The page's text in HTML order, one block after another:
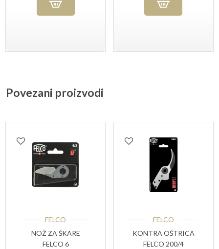
Povezani proizvodi
FELCO
NOŽ ZA ŠKARE
FELCO 6
FELCO
KONTRA OŠTRICA
FELCO 200/4